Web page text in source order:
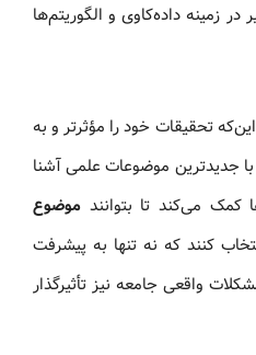
زمینه داده‌کاوی و الگوریتم‌ها
تحقیقات خود را مؤثرتر و به‌
با جدیدترین موضوعات علمی آشنا
می‌کند تا بتوانند موضوع
کنند که نه تنها به پیشرفت
واقعی جامعه نیز تأثیرگذار